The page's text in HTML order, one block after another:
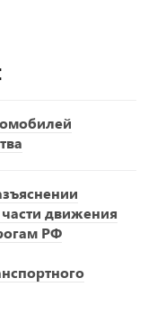
движения
РФ